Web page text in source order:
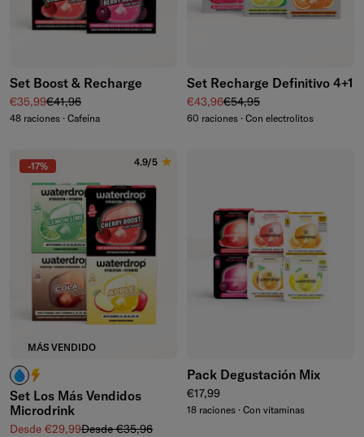
Set Boost & Recharge
Precio de venta
€35,99Precio normal
€41,96
48 raciones · Cafeína
Set Recharge Definitivo 4+1
Precio de venta
€43,96Precio normal
€54,95
60 raciones · Con electrolitos
-17%
MÁS VENDIDO
4.9/5
¿Cafeína? No la necesito.
¿Cafeína? ¡Me encanta!
Set Los Más Vendidos
Microdrink
Precio de venta
Desde €29,99Precio normal
Desde €35,96
Pack Degustación Mix
Precio normal
€17,99
18 raciones · Con vitaminas